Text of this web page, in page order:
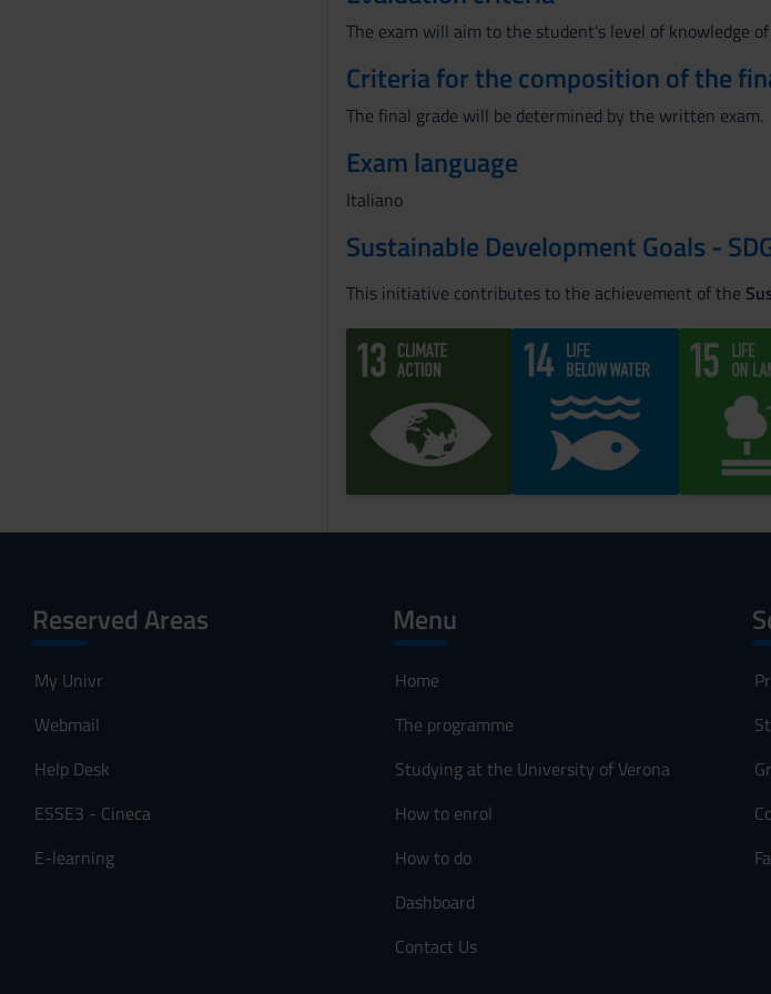
The exam will aim to the student's level of knowledge
Criteria for the composition of the
The final grade will be determined by the written exam.
Exam language
Italiano
Sustainable Development Goals -
This initiative contributes to the achievement of the
Reserved Areas
My Univr
Webmail
Help Desk
ESSE3 - Cineca
E-learning
Menu
Home
The programme
Studying at the University of Verona
How to enrol
How to do
Dashboard
Contact Us